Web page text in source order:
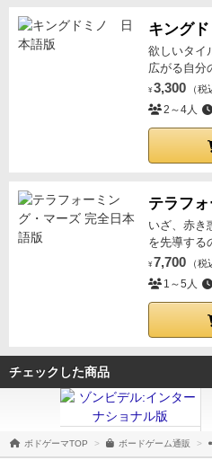
キングド
欲しいタイ
広がる自分
¥ 3,300 （税
2～4人
テラフ
いざ、赤き
を先導する
¥ 7,700 （税
1～5人
チェックした商品
ボドゲーマTOP ボードゲーム通販